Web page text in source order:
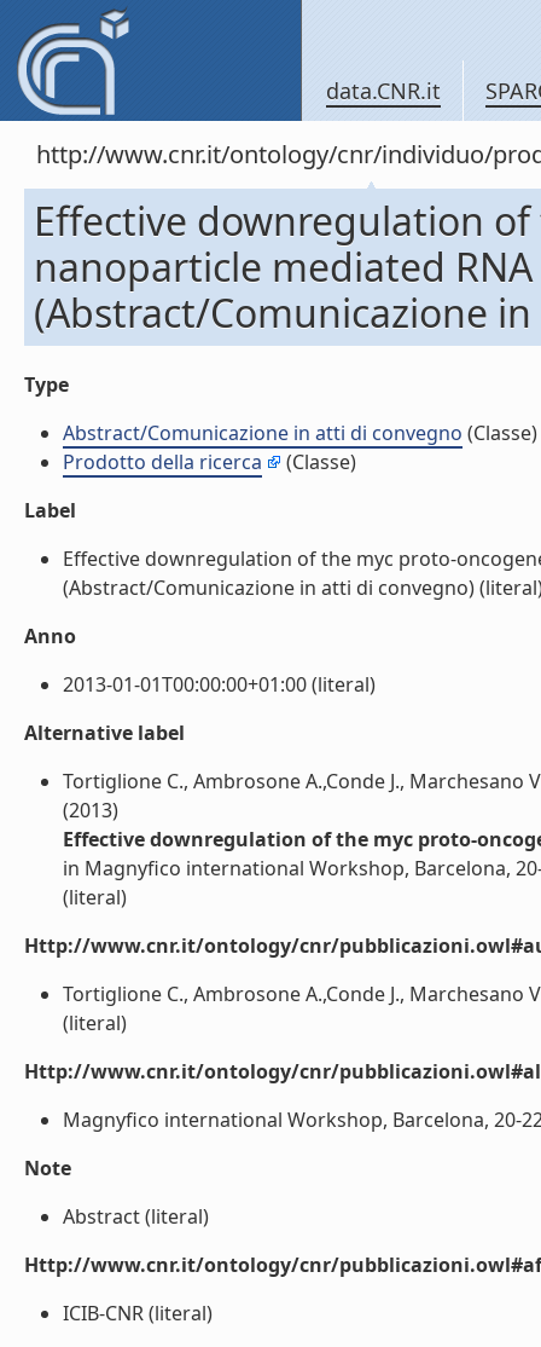
data.CNR.it
http://www.cnr.it/ontology/cnr/individuo/
Effective downregulation
nanoparticle mediated
(Abstract/Comunicazione
Type
Abstract/Comunicazione in atti di convegno (Classe)
Prodotto della ricerca
(Classe)
Label
Effective downregulation of the myc proto-
(Abstract/Comunicazione in atti di convegno)
Anno
2013-01-01T00:00:00+01:00 (literal)
Alternative label
Tortiglione C., Ambrosone A.,Conde J., Marchesano
(2013)
Effective downregulation of the myc proto-
in Magnyfico international Workshop, Barcelona,
(literal)
Http://www.cnr.it/ontology/cnr/
Tortiglione C., Ambrosone A.,Conde J., Marchesano
(literal)
Http://www.cnr.it/ontology/cnr/
Magnyfico international Workshop, Barcelona, 20-
Note
Abstract (literal)
Http://www.cnr.it/ontology/cnr/
ICIB-CNR (literal)